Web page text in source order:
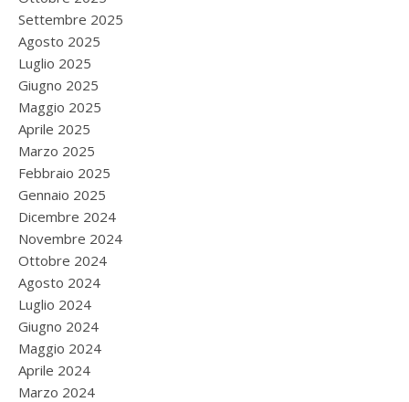
Settembre 2025
Agosto 2025
Luglio 2025
Giugno 2025
Maggio 2025
Aprile 2025
Marzo 2025
Febbraio 2025
Gennaio 2025
Dicembre 2024
Novembre 2024
Ottobre 2024
Agosto 2024
Luglio 2024
Giugno 2024
Maggio 2024
Aprile 2024
Marzo 2024